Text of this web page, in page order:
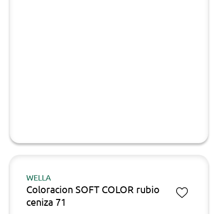
WELLA
Coloracion SOFT COLOR rubio
ceniza 71